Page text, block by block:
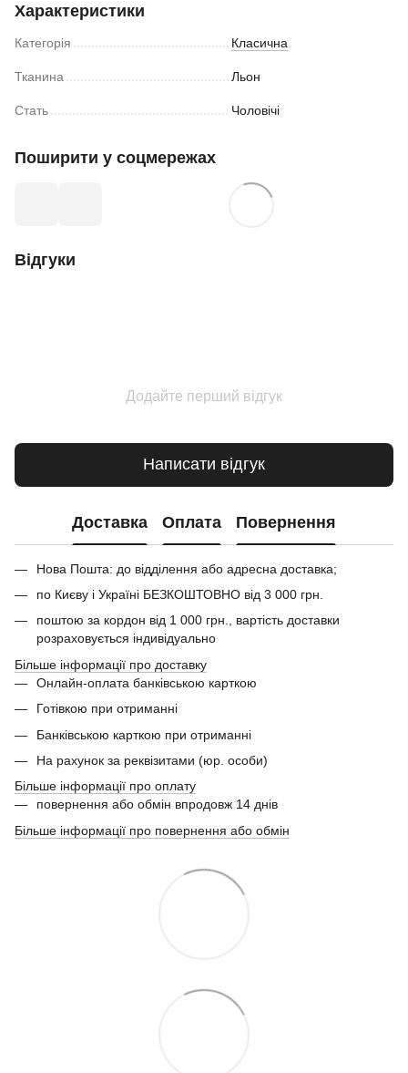
Характеристики
Категорія Класична
Тканина Льон
Стать Чоловічі
Поширити у соцмережах
Відгуки
Додайте перший відгук
Написати відгук
Доставка Оплата Повернення
Нова Пошта: до відділення або адресна доставка;
по Києву і Україні БЕЗКОШТОВНО від 3 000 грн.
поштою за кордон від 1 000 грн., вартість доставки
розраховується індивідуально
Більше інформації про доставку
Онлайн-оплата банківською карткою
Готівкою при отриманні
Банківською карткою при отриманні
На рахунок за реквізитами (юр. особи)
Більше інформації про оплату
повернення або обмін впродовж 14 днів
Більше інформації про повернення або обмін